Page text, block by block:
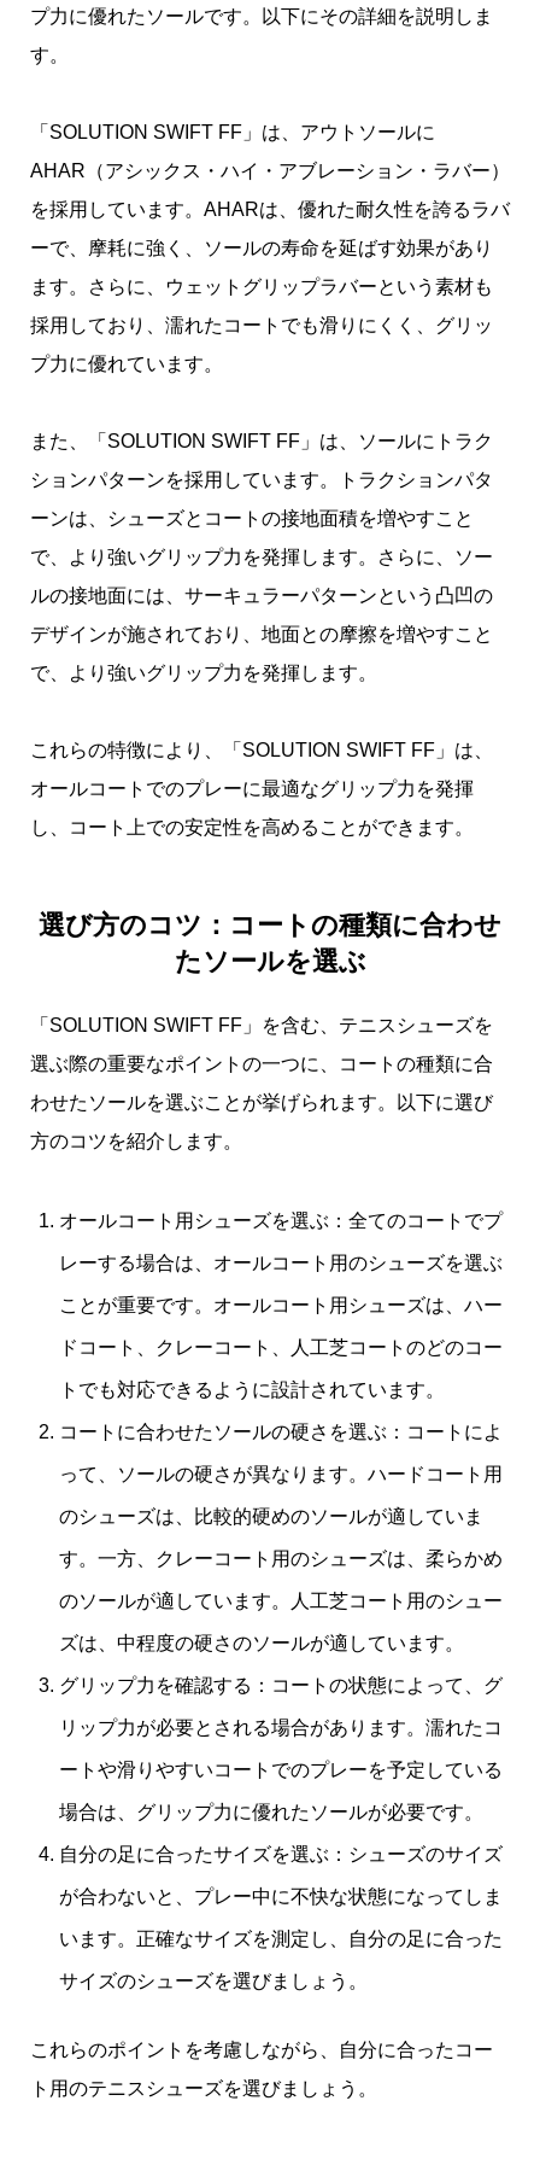
プ力に優れたソールです。以下にその詳細を説明しま
す。
「SOLUTION SWIFT FF」は、アウトソールに
AHAR（アシックス・ハイ・アブレーション・ラバー）
を採用しています。AHARは、優れた耐久性を誇るラバ
ーで、摩耗に強く、ソールの寿命を延ばす効果があり
ます。さらに、ウェットグリップラバーという素材も
採用しており、濡れたコートでも滑りにくく、グリッ
プ力に優れています。
また、「SOLUTION SWIFT FF」は、ソールにトラク
ションパターンを採用しています。トラクションパタ
ーンは、シューズとコートの接地面積を増やすこと
で、より強いグリップ力を発揮します。さらに、ソー
ルの接地面には、サーキュラーパターンという凸凹の
デザインが施されており、地面との摩擦を増やすこと
で、より強いグリップ力を発揮します。
これらの特徴により、「SOLUTION SWIFT FF」は、
オールコートでのプレーに最適なグリップ力を発揮
し、コート上での安定性を高めることができます。
選び方のコツ：コートの種類に合わせ
たソールを選ぶ
「SOLUTION SWIFT FF」を含む、テニスシューズを
選ぶ際の重要なポイントの一つに、コートの種類に合
わせたソールを選ぶことが挙げられます。以下に選び
方のコツを紹介します。
オールコート用シューズを選ぶ：全てのコートでプ
レーする場合は、オールコート用のシューズを選ぶ
ことが重要です。オールコート用シューズは、ハー
ドコート、クレーコート、人工芝コートのどのコー
トでも対応できるように設計されています。
コートに合わせたソールの硬さを選ぶ：コートによ
って、ソールの硬さが異なります。ハードコート用
のシューズは、比較的硬めのソールが適していま
す。一方、クレーコート用のシューズは、柔らかめ
のソールが適しています。人工芝コート用のシュー
ズは、中程度の硬さのソールが適しています。
グリップ力を確認する：コートの状態によって、グ
リップ力が必要とされる場合があります。濡れたコ
ートや滑りやすいコートでのプレーを予定している
場合は、グリップ力に優れたソールが必要です。
自分の足に合ったサイズを選ぶ：シューズのサイズ
が合わないと、プレー中に不快な状態になってしま
います。正確なサイズを測定し、自分の足に合った
サイズのシューズを選びましょう。
これらのポイントを考慮しながら、自分に合ったコー
ト用のテニスシューズを選びましょう。